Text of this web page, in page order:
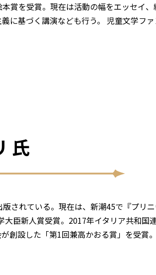
賞を受賞。現在は活動の幅をエッセイ
に基づく講演なども行う。 児童文学フ
氏
されている。現在は、新潮45で『プリ
臣新人賞受賞。2017年イタリア共和国
創設した「第1回兼高かおる賞」を受賞